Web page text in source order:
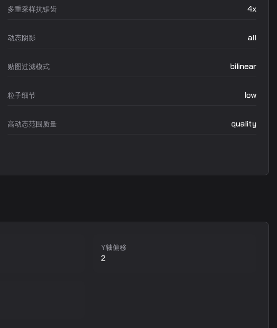
多重采样抗锯齿 4x
动态阴影 all
贴图过滤模式 bilinear
粒子细节 low
高动态范围质量 quality
Y轴偏移
2